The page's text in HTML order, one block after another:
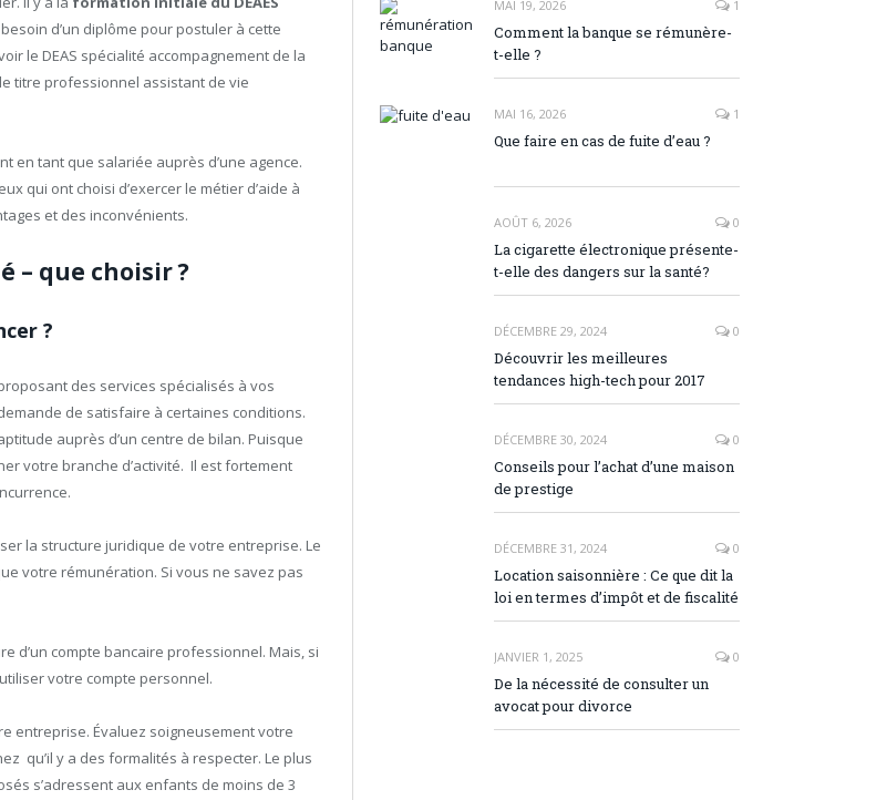
besoin d’un diplôme pour postuler à cette
le DEAS spécialité accompagnement de la
titre professionnel assistant de vie
en tant que salariée auprès d’une agence.
qui ont choisi d’exercer le métier d’aide à
et des inconvénients.
– que choisir ?
?
des services spécialisés à vos
de satisfaire à certaines conditions.
auprès d’un centre de bilan. Puisque
votre branche d’activité. Il est fortement
la structure juridique de votre entreprise. Le
votre rémunération. Si vous ne savez pas
d’un compte bancaire professionnel. Mais, si
votre compte personnel.
entreprise. Évaluez soigneusement votre
qu’il y a des formalités à respecter. Le plus
s’adressent aux enfants de moins de 3
MAI 19, 2026 1
Comment la banque se rémunère-
t-elle ?
MAI 16, 2026 1
Que faire en cas de fuite d’eau ?
AOÛT 6, 2026 0
La cigarette électronique présente-
t-elle des dangers sur la santé?
DÉCEMBRE 29, 2024 0
Découvrir les meilleures
tendances high-tech pour 2017
DÉCEMBRE 30, 2024 0
Conseils pour l’achat d’une maison
de prestige
DÉCEMBRE 31, 2024 0
Location saisonnière : Ce que dit la
loi en termes d’impôt et de fiscalité
JANVIER 1, 2025 0
De la nécessité de consulter un
avocat pour divorce